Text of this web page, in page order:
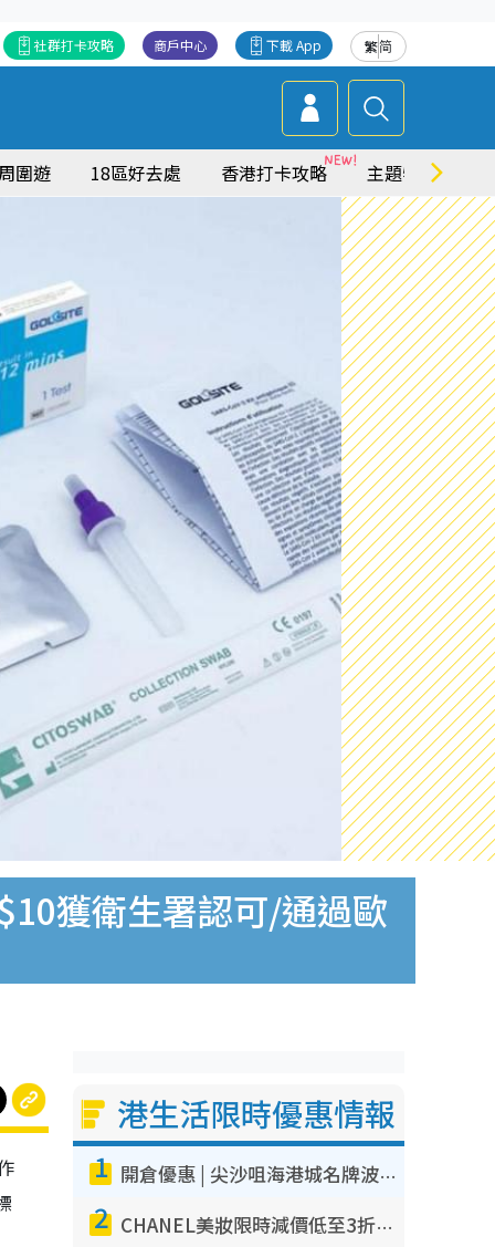
繁简
下載 App
商戶中心
社群打卡攻略
圍遊 18區好去處 香港打卡攻略 主題特集
獲衛生署認可/通過歐
港生活限時優惠情報
1 開倉優惠 | 尖沙咀海港城名牌波鞋開倉低至1折！On鞋$899起／Joy&Peace鞋履$98起
2 CHANEL美妝限時減價低至3折！人氣粉底/唇膏/精華液低至$275！COCO香水都有平